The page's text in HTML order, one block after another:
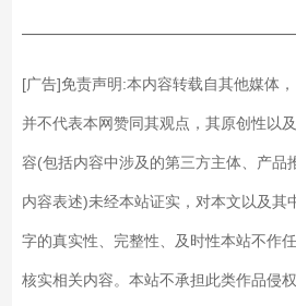
[广告]免责声明:本内容转载自其他媒体
并不代表本网赞同其观点，其原创性以
容(包括内容中涉及的第三方主体、产品
内容表述)未经本站证实，对本文以及其
字的真实性、完整性、及时性本站不作
核实相关内容。本站不承担此类作品侵